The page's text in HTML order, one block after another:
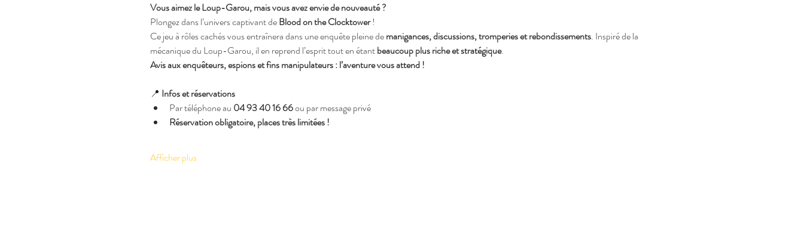
Vous aimez le Loup-Garou, mais vous avez envie de nouveauté ?
Plongez dans l’univers captivant de Blood on the Clocktower !
Ce jeu à rôles cachés vous entraînera dans une enquête pleine de manigances, discussions, tromperies et rebondissements. Inspiré de la
mécanique du Loup-Garou, il en reprend l’esprit tout en étant beaucoup plus riche et stratégique.
Avis aux enquêteurs, espions et fins manipulateurs : l’aventure vous attend !
📍 Infos et réservations
Par téléphone au 04 93 40 16 66 ou par message privé
Réservation obligatoire, places très limitées !
Afficher plus